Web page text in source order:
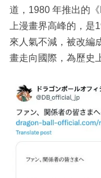
道，1980 年推出的
上漫畫界高峰的，
來人氣不減，被改編
畫走向國際，為歷史